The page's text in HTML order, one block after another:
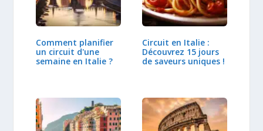
Comment planifier
un circuit d'une
semaine en Italie ?
Circuit en Italie :
Découvrez 15 jours
de saveurs uniques !